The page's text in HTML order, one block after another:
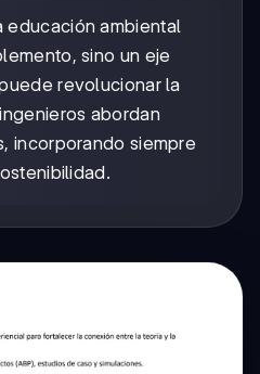
educación ambiental
sino un eje
revolucionar la
abordan
incorporando siempre